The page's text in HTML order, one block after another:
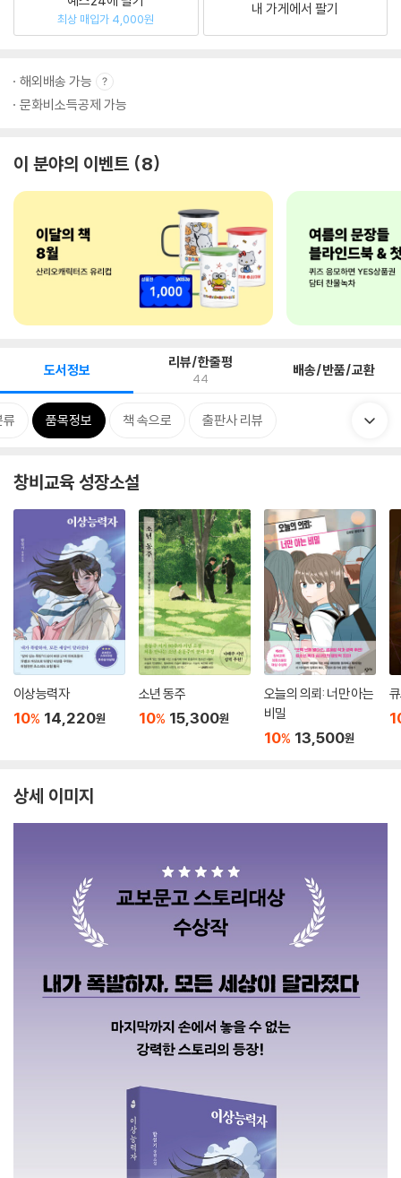
최상 매입가 4,000원
내 가게에서 팔기
해외배송 가능
문화비소득공제 가능
이 분야의 이벤트 8
도서정보 리뷰/한줄평
44 배송/반품/교환
류 품목정보 책 속으로 출판사 리뷰
창비교육 성장소설
이상능력자
10% 14,220원
소년 동주
10% 15,300원
오늘의 의뢰: 너만 아는
비밀
10% 13,500원
상세 이미지